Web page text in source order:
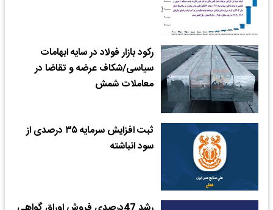
رکود بازار فولاد در سایه ابهامات
سیاسی/شکاف عرضه و تقاضا در
معاملات شمش
ثبت افزایش سرمایه ۳۵ درصدی از
سود انباشته